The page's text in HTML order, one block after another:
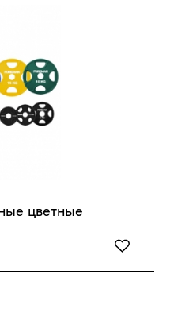
цветные